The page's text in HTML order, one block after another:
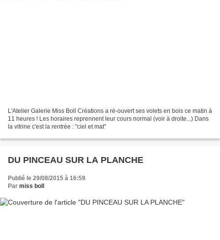
L'Atelier Galerie Miss Boll Créations a ré-ouvert ses volets en bois ce matin à
11 heures ! Les horaires reprennent leur cours normal (voir à droite...) Dans
la vitrine c'est la rentrée : "ciel et mat"
DU PINCEAU SUR LA PLANCHE
Publié le 29/08/2015 à 16:59
Par miss boll